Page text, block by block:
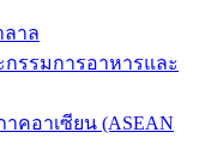
ลาล
รรมการอาหารและ
คอาเซียน (ASEAN